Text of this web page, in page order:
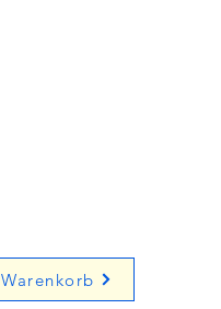
Warenkorb